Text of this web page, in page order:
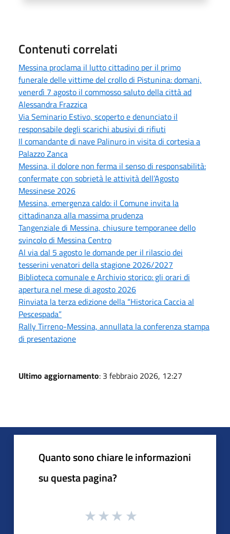
Contenuti correlati
Messina proclama il lutto cittadino per il primo
funerale delle vittime del crollo di Pistunina: domani,
venerdì 7 agosto il commosso saluto della città ad
Alessandra Frazzica
Via Seminario Estivo, scoperto e denunciato il
responsabile degli scarichi abusivi di rifiuti
Il comandante di nave Palinuro in visita di cortesia a
Palazzo Zanca
Messina, il dolore non ferma il senso di responsabilità:
confermate con sobrietà le attività dell’Agosto
Messinese 2026
Messina, emergenza caldo: il Comune invita la
cittadinanza alla massima prudenza
Tangenziale di Messina, chiusure temporanee dello
svincolo di Messina Centro
Al via dal 5 agosto le domande per il rilascio dei
tesserini venatori della stagione 2026/2027
Biblioteca comunale e Archivio storico: gli orari di
apertura nel mese di agosto 2026
Rinviata la terza edizione della “Historica Caccia al
Pescespada”
Rally Tirreno-Messina, annullata la conferenza stampa
di presentazione
Ultimo aggiornamento: 3 febbraio 2026, 12:27
Quanto sono chiare le informazioni
su questa pagina?